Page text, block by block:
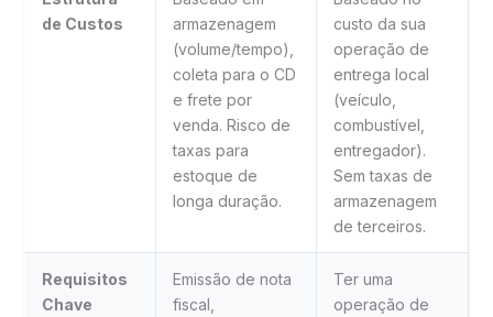
de Custos
armazenagem
(volume/tempo),
coleta para o CD
e frete por
venda. Risco de
taxas para
estoque de
longa duração.
custo da sua
operação de
entrega local
(veículo,
combustível,
entregador).
Sem taxas de
armazenagem
de terceiros.
Requisitos
Chave
Emissão de nota
fiscal,
Ter uma
operação de